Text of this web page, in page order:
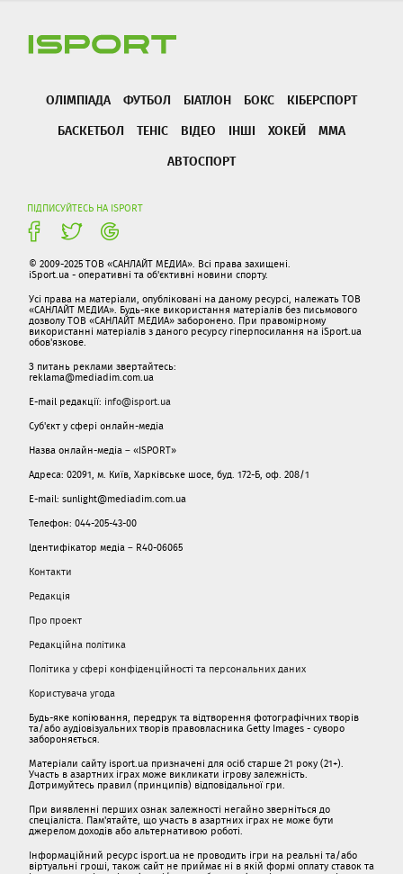
ОЛІМПІАДА ФУТБОЛ БІАТЛОН БОКС
КІБЕРСПОРТ
БАСКЕТБОЛ
ТЕНІС ВІДЕО ІНШІ ХОКЕЙ
ММА
АВТОСПОРТ
ПІДПИСУЙТЕСЬ НА ISPORT
© 2009-2025 ТОВ «САНЛАЙТ МЕДИА». Всі права захищені.
iSport.ua - оперативні та об'єктивні новини спорту.
Усі права на матеріали, опубліковані на даному ресурсі, належать ТОВ
«САНЛАЙТ МЕДИА». Будь-яке використання матеріалів без письмового
дозволу ТОВ «САНЛАЙТ МЕДИА» заборонено. При правомірному
використанні матеріалів з даного ресурсу гіперпосилання на iSport.ua
обов'язкове.
З питань реклами звертайтесь:
reklama@mediadim.com.ua
E-mail редакції: info@isport.ua
Суб'єкт у сфері онлайн-медіа
Назва онлайн-медіа – «ISPORT»
Адреса: 02091, м. Київ, Харківське шосе, буд. 172-Б, оф. 208/1
E-mail: sunlight@mediadim.com.ua
Телефон: 044-205-43-00
Ідентифікатор медіа – R40-06065
Контакти
Редакція
Про проект
Редакційна політика
Політика у сфері конфіденційності та персональних даних
Користувача угода
Будь-яке копіювання, передрук та відтворення фотографічних творів
та/або аудіовізуальних творів правовласника Getty Images - суворо
забороняється.
Матеріали сайту isport.ua призначені для осіб старше 21 року (21+).
Участь в азартних іграх може викликати ігрову залежність.
Дотримуйтесь правил (принципів) відповідальної гри.
При виявленні перших ознак залежності негайно зверніться до
спеціаліста. Пам'ятайте, що участь в азартних іграх не може бути
джерелом доходів або альтернативою роботі.
Інформаційний ресурс isport.ua не проводить ігри на реальні та/або
віртуальні гроші, також сайт не приймає ні в якій формі оплату ставок та